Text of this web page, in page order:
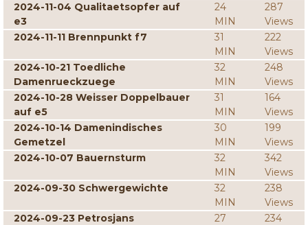
2024-11-04 Qualitaetsopfer auf
e3
24
MIN
287
Views
2024-11-11 Brennpunkt f7
31
MIN
222
Views
2024-10-21 Toedliche
Damenrueckzuege
32
MIN
248
Views
2024-10-28 Weisser Doppelbauer
auf e5
31
MIN
164
Views
2024-10-14 Damenindisches
Gemetzel
30
MIN
199
Views
2024-10-07 Bauernsturm
32
MIN
342
Views
2024-09-30 Schwergewichte
32
MIN
238
Views
2024-09-23 Petrosjans
27
234